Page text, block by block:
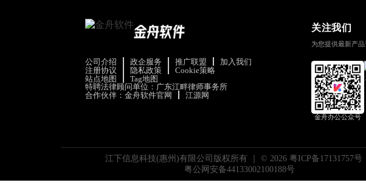
公司介绍 政企服务 推广联盟
加入我们
注册协议
隐私政策
Cookie策略
站点地图
Tag地图
特聘法律顾问单位：广东江畔律师事务所
合作伙伴： 金舟软件官网 江源网
关注我们
为您提供最新产
金舟办公公众号
江下信息科技(惠州)有限公司版权所有 ｜ © 2026 粤ICP备17131757号
粤公网安备44133002100188号